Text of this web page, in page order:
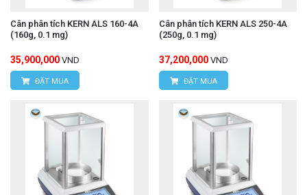
Cân phân tích KERN ALS 160-4A
(160g, 0.1 mg)
35,900,000 VND
ĐẶT MUA
Cân phân tích KERN ALS 250-4A
(250g, 0.1 mg)
37,200,000 VND
ĐẶT MUA